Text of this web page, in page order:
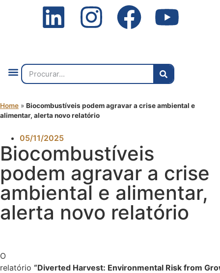
Home » Biocombustíveis podem agravar a crise ambiental e
alimentar, alerta novo relatório
05/11/2025
Biocombustíveis
podem agravar a crise
ambiental e alimentar,
alerta novo relatório
O
relatório “Diverted Harvest: Environmental Risk from